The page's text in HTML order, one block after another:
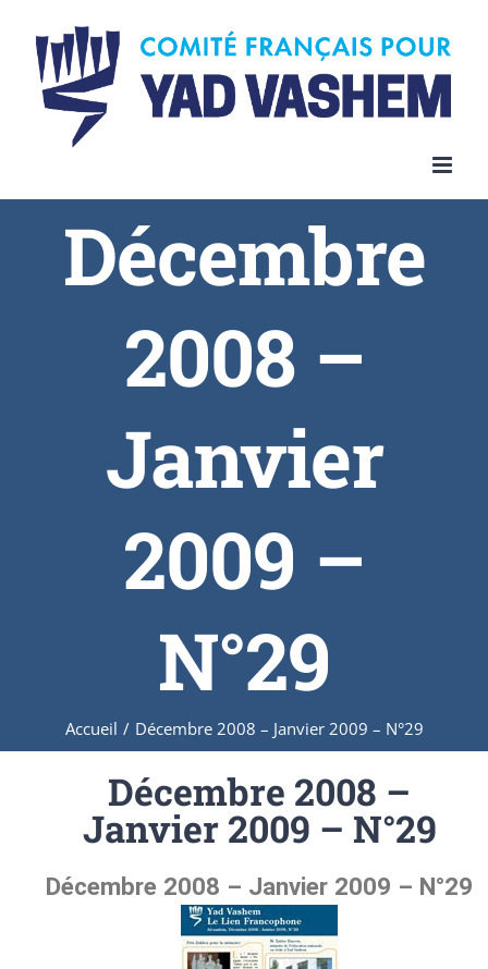
Décembre
2008 –
Janvier
2009 –
N°29
Accueil / Décembre 2008 – Janvier 2009 – N°29
Décembre 2008 –
Janvier 2009 – N°29
Décembre 2008 – Janvier 2009 – N°29